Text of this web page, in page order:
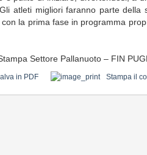
atleti migliori faranno parte della
la prima fase in programma
Settore Pallanuoto – FIN
in PDF Stampa il